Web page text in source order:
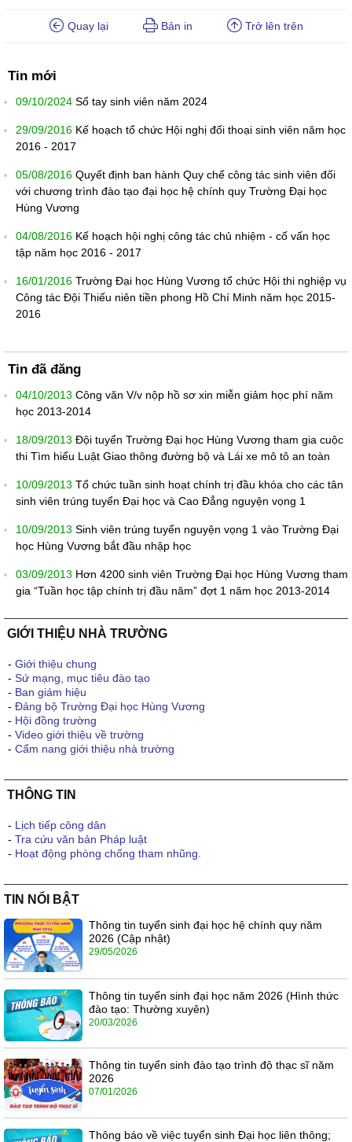
Quay lại Bản in Trở lên trên
Tin mới
09/10/2024 Sổ tay sinh viên năm 2024
29/09/2016 Kế hoạch tổ chức Hội nghị đối thoại sinh viên năm học
2016 - 2017
05/08/2016 Quyết định ban hành Quy chế công tác sinh viên đối
với chương trình đào tạo đại học hệ chính quy Trường Đại học
Hùng Vương
04/08/2016 Kế hoạch hội nghị công tác chủ nhiệm - cố vấn học
tập năm học 2016 - 2017
16/01/2016 Trường Đại học Hùng Vương tổ chức Hội thi nghiệp vụ
Công tác Đội Thiếu niên tiền phong Hồ Chí Minh năm học 2015-
2016
Tin đã đăng
04/10/2013 Công văn V/v nộp hồ sơ xin miễn giảm học phí năm
học 2013-2014
18/09/2013 Đội tuyển Trường Đại học Hùng Vương tham gia cuộc
thi Tìm hiểu Luật Giao thông đường bộ và Lái xe mô tô an toàn
10/09/2013 Tổ chức tuần sinh hoạt chính trị đầu khóa cho các tân
sinh viên trúng tuyển Đại học và Cao Đẳng nguyện vọng 1
10/09/2013 Sinh viên trúng tuyển nguyện vọng 1 vào Trường Đại
học Hùng Vương bắt đầu nhập học
03/09/2013 Hơn 4200 sinh viên Trường Đại học Hùng Vương tham
gia “Tuần học tập chính trị đầu năm” đợt 1 năm học 2013-2014
GIỚI THIỆU NHÀ TRƯỜNG
- Giới thiệu chung
- Sứ mạng, mục tiêu đào tạo
- Ban giám hiệu
- Đảng bộ Trường Đại học Hùng Vương
- Hội đồng trường
- Video giới thiệu về trường
- Cẩm nang giới thiệu nhà trường
THÔNG TIN
- Lịch tiếp công dân
- Tra cứu văn bản Pháp luật
- Hoạt động phòng chống tham nhũng.
TIN NỔI BẬT
Thông tin tuyển sinh đại học hệ chính quy năm
2026 (Cập nhật)
29/05/2026
Thông tin tuyển sinh đại học năm 2026 (Hình thức
đào tạo: Thường xuyên)
20/03/2026
Thông tin tuyển sinh đào tạo trình độ thạc sĩ năm
2026
07/01/2026
Thông báo về việc tuyển sinh Đại học liên thông;